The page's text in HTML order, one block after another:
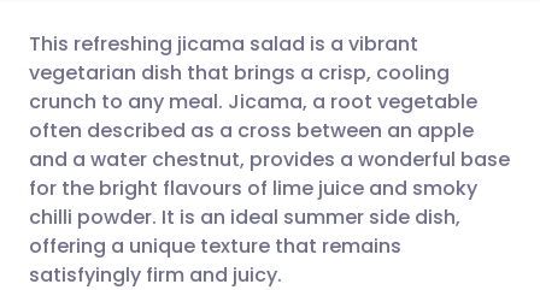
Partager par email
Partager sur Facebook
Partager via LinkedIn
🇬🇧 English 🇩🇪 Deutsch
🇪🇸 Español 🇫🇷 Français
🇮🇹 Italiano
This refreshing jicama salad is a vibrant
vegetarian dish that brings a crisp, cooling
crunch to any meal. Jicama, a root vegetable
often described as a cross between an apple
and a water chestnut, provides a wonderful base
for the bright flavours of lime juice and smoky
chilli powder. It is an ideal summer side dish,
offering a unique texture that remains
satisfyingly firm and juicy.